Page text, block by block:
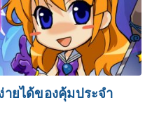
ายได้ของคุ้มประจำ